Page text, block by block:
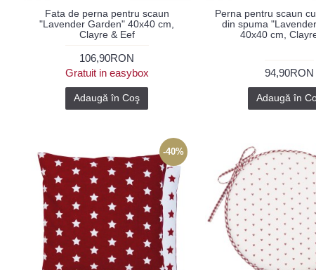
Fata de perna pentru scaun
"Lavender Garden" 40x40 cm,
Clayre & Eef
106,90RON
Gratuit in easybox
Adaugă în Coş
Perna pentru scaun
din spuma
40x40 cm,
94,90RON
Adaugă în
-40%